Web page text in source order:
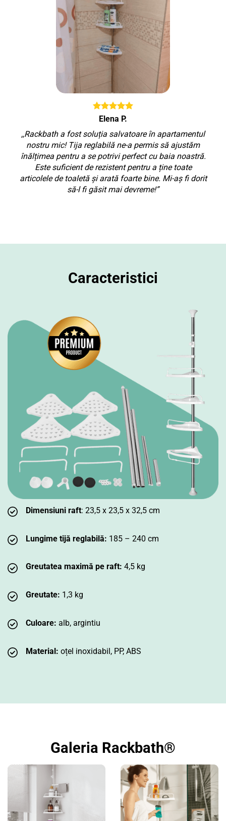
Elena P.
,,Rackbath a fost soluția salvatoare în apartamentul
nostru mic! Tija reglabilă ne-a permis să ajustăm
înălțimea pentru a se potrivi perfect cu baia noastră.
Este suficient de rezistent pentru a ține toate
articolele de toaletă și arată foarte bine. Mi-aș fi dorit
să-l fi găsit mai devreme!”
Caracteristici
Dimensiuni raft: 23,5 x 23,5 x 32,5 cm
Lungime tijă reglabilă: 185 – 240 cm
Greutatea maximă pe raft: 4,5 kg
Greutate: 1,3 kg
Culoare: alb, argintiu
Material: oțel inoxidabil, PP, ABS
Galeria Rackbath®